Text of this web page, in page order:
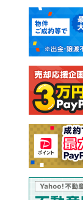
新築マンション
新築一戸建て
注文住宅
売却査定
マンションカタ